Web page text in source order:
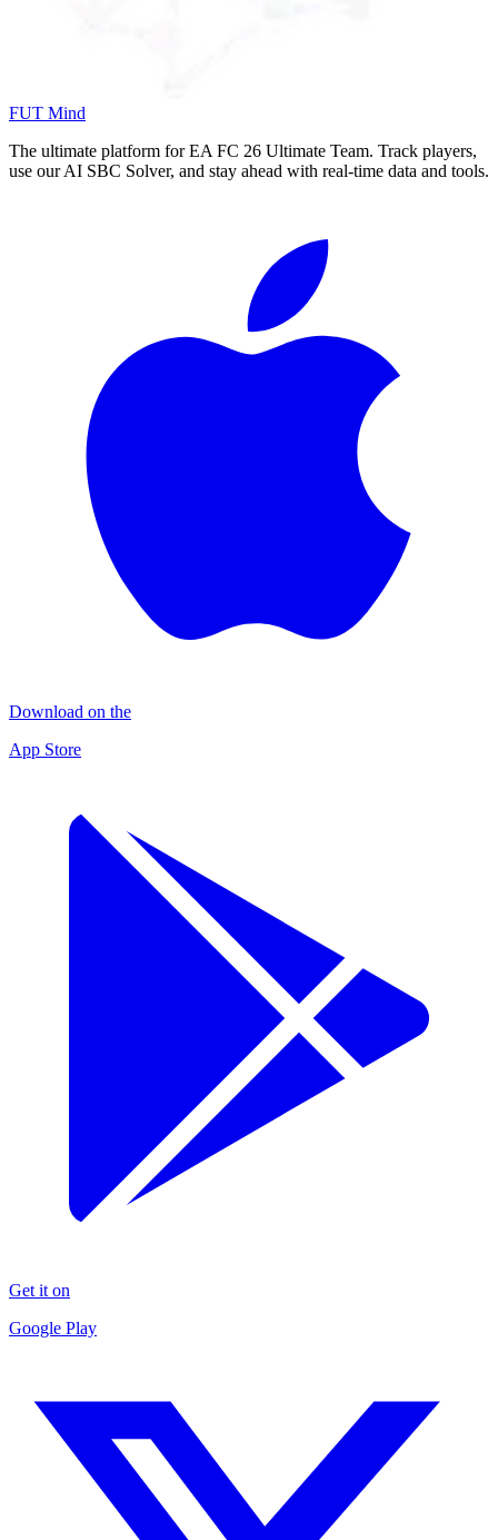
FUT Mind
The ultimate platform for EA FC 26 Ultimate Team. Track players,
use our AI SBC Solver, and stay ahead with real-time data and tools.
Download on the
App Store
Get it on
Google Play